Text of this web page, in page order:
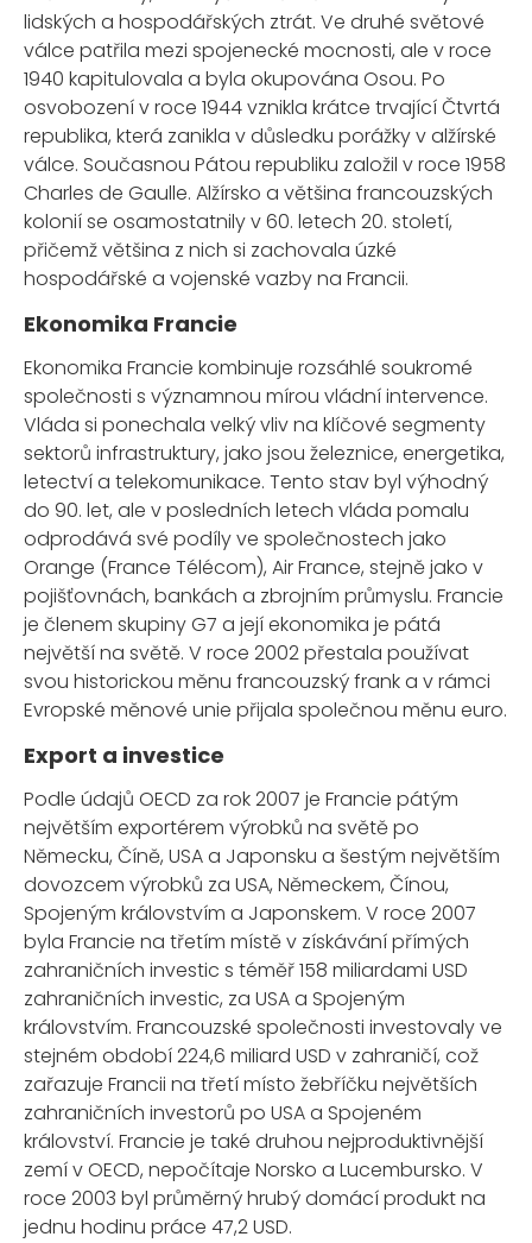
lidských a hospodářských ztrát. Ve druhé světové
válce patřila mezi spojenecké mocnosti, ale v roce
1940 kapitulovala a byla okupována Osou. Po
osvobození v roce 1944 vznikla krátce trvající Čtvrtá
republika, která zanikla v důsledku porážky v alžírské
válce. Současnou Pátou republiku založil v roce 1958
Charles de Gaulle. Alžírsko a většina francouzských
kolonií se osamostatnily v 60. letech 20. století,
přičemž většina z nich si zachovala úzké
hospodářské a vojenské vazby na Francii.
Ekonomika Francie
Ekonomika Francie kombinuje rozsáhlé soukromé
společnosti s významnou mírou vládní intervence.
Vláda si ponechala velký vliv na klíčové segmenty
sektorů infrastruktury, jako jsou železnice, energetika,
letectví a telekomunikace. Tento stav byl výhodný
do 90. let, ale v posledních letech vláda pomalu
odprodává své podíly ve společnostech jako
Orange (France Télécom), Air France, stejně jako v
pojišťovnách, bankách a zbrojním průmyslu. Francie
je členem skupiny G7 a její ekonomika je pátá
největší na světě. V roce 2002 přestala používat
svou historickou měnu francouzský frank a v rámci
Evropské měnové unie přijala společnou měnu euro.
Export a investice
Podle údajů OECD za rok 2007 je Francie pátým
největším exportérem výrobků na světě po
Německu, Číně, USA a Japonsku a šestým největším
dovozcem výrobků za USA, Německem, Čínou,
Spojeným královstvím a Japonskem. V roce 2007
byla Francie na třetím místě v získávání přímých
zahraničních investic s téměř 158 miliardami USD
zahraničních investic, za USA a Spojeným
královstvím. Francouzské společnosti investovaly ve
stejném období 224,6 miliard USD v zahraničí, což
zařazuje Francii na třetí místo žebříčku největších
zahraničních investorů po USA a Spojeném
království. Francie je také druhou nejproduktivnější
zemí v OECD, nepočítaje Norsko a Lucembursko. V
roce 2003 byl průměrný hrubý domácí produkt na
jednu hodinu práce 47,2 USD.